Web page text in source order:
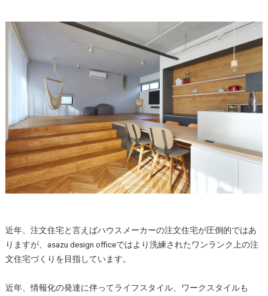
近年、注文住宅と言えばハウスメーカーの注文住宅が圧倒的ではあ
りますが、asazu design officeではより洗練されたワンランク上の注
文住宅づくりを目指しています。
近年、情報化の発達に伴ってライフスタイル、ワークスタイルも